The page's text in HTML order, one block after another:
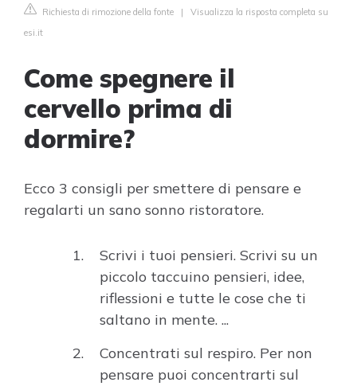
Richiesta di rimozione della fonte | Visualizza la risposta completa su
esi.it
Come spegnere il
cervello prima di
dormire?
Ecco 3 consigli per smettere di pensare e
regalarti un sano sonno ristoratore.
Scrivi i tuoi pensieri. Scrivi su un
piccolo taccuino pensieri, idee,
riflessioni e tutte le cose che ti
saltano in mente. ...
Concentrati sul respiro. Per non
pensare puoi concentrarti sul